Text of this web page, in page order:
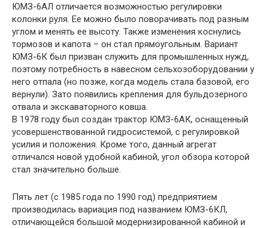
ЮМЗ-6АЛ отличается возможностью регулировки
колонки руля. Ее можно было поворачивать под разным
углом и менять ее высоту. Также изменения коснулись
тормозов и капота – он стал прямоугольным. Вариант
ЮМЗ-6К был призван служить для промышленных нужд,
поэтому потребность в навесном сельхозоборудовании у
него отпала (но позже, когда модель стала базовой, его
вернули). Зато появились крепления для бульдозерного
отвала и экскаваторного ковша.
В 1978 году был создан трактор ЮМЗ-6АК, оснащенный
усовершенствованной гидросистемой, с регулировкой
усилия и положения. Кроме того, данный агрегат
отличался новой удобной кабиной, угол обзора которой
стал значительно больше.
Пять лет (с 1985 года по 1990 год) предприятием
производилась вариация под названием ЮМЗ-6КЛ,
отличающейся большой модернизированной кабиной и